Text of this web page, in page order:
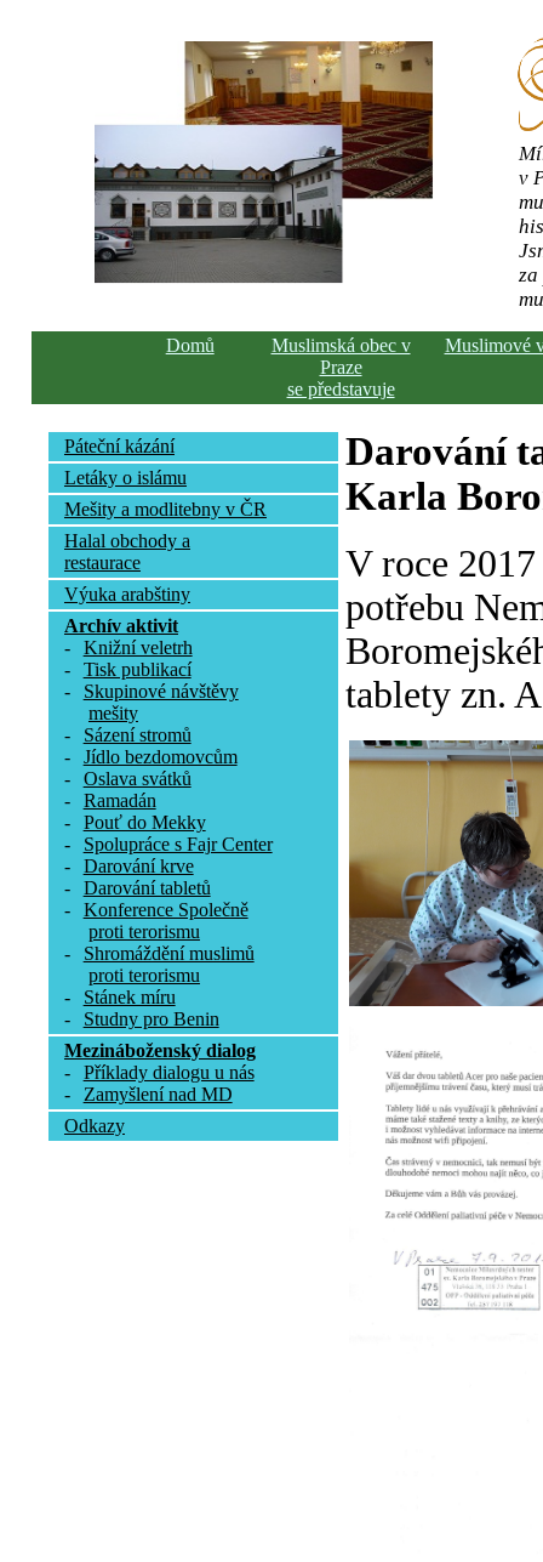
v
Domů
Muslimská obec v
Praze
se představuje
Muslimové
Páteční kázání
Letáky o islámu
Mešity a modlitebny v ČR
Halal obchody a
restaurace
Výuka arabštiny
Archív aktivit
-
Knižní veletrh
-
Tisk publikací
-
Skupinové návštěvy
mešity
-
Sázení stromů
-
Jídlo bezdomovcům
-
Oslava svátků
-
Ramadán
-
Pouť do Mekky
-
Spolupráce s Fajr Center
-
Darování krve
-
Darování tabletů
-
Konference Společně
proti terorismu
-
Shromáždění muslimů
proti terorismu
-
Stánek míru
-
Studny pro Benin
Mezináboženský dialog
-
Příklady dialogu u nás
-
Zamyšlení nad MD
Odkazy
Darování
Karla
V roce
potřebu
tablety zn.